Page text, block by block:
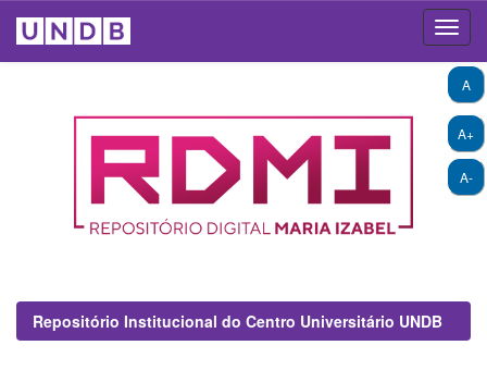
A+
A-
A
Repositório Institucional do Centro Universitário UNDB